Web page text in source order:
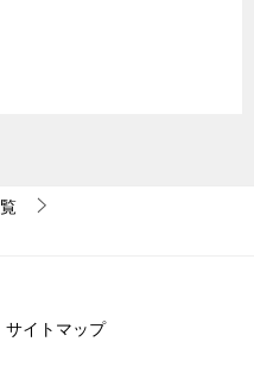
サイトマップ